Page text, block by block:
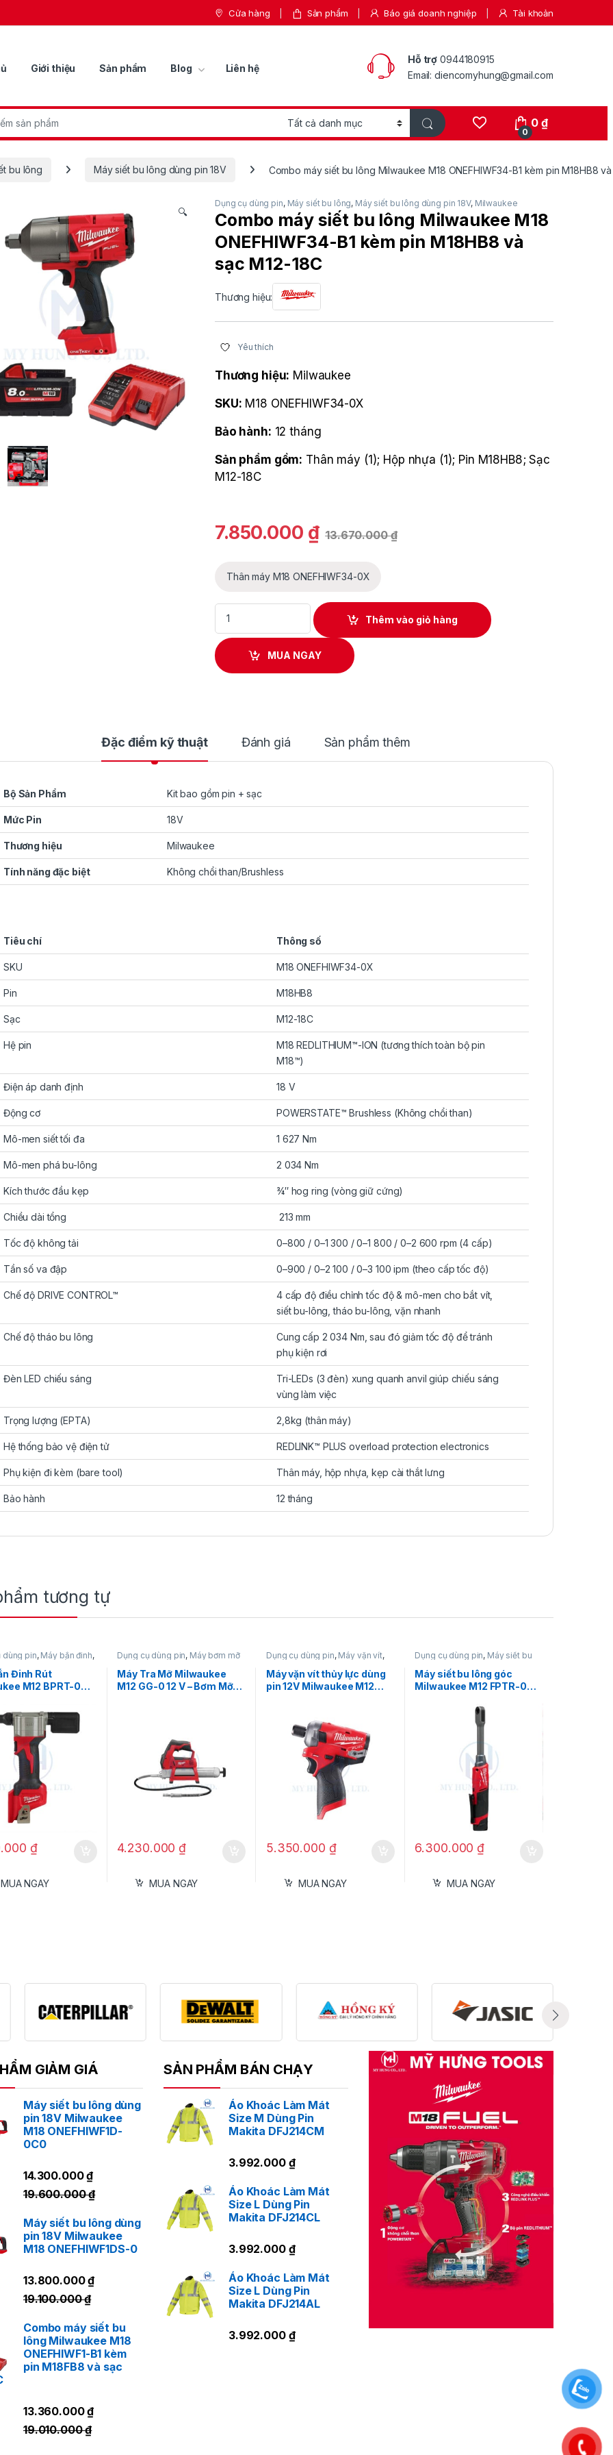
Cửa hàng Sản phẩm Báo giá doanh nghiệp Tài khoản
Giới thiệu Sản phẩm Blog Liên hệ
Hỗ trợ 0944180915
Email: diencomyhung@gmail.com
0
0₫
bu lông Máy siết bu lông dùng pin 18V Combo máy siết bu lông Milwaukee M18 ONEFHIWF34-B1 kèm pin M18HB8 và
🔍
Dụng cụ dùng pin, Máy siết bu lông, Máy siết bu lông dùng pin 18V, Milwaukee
Combo máy siết bu lông Milwaukee M18
ONEFHIWF34-B1 kèm pin M18HB8 và
sạc M12-18C
Thương hiệu:
Yêu thích
Thương hiệu: Milwaukee
SKU: M18 ONEFHIWF34-0X
Bảo hành: 12 tháng
Sản phẩm gồm: Thân máy (1); Hộp nhựa (1); Pin M18HB8; Sạc
M12-18C
7.850.000 ₫ 13.670.000₫
Thân máy M18 ONEFHIWF34-0X
Combo máy siết bu lông Milwaukee M18 ONEFHIWF34-B1 kèm pin M18HB8 và sạc
Thêm vào giỏ hàng
MUA NGAY
Đặc điểm kỹ thuật Đánh giá Sản phẩm thêm
Bộ Sản Phẩm Kit bao gồm pin + sạc
Mức Pin 18V
Thương hiệu Milwaukee
Tính năng đặc biệt Không chổi than/Brushless
Tiêu chí Thông số
SKU M18 ONEFHIWF34-0X
Pin M18HB8
Sạc M12-18C
Hệ pin
M18 REDLITHIUM™-ION (tương thích toàn bộ pin
M18™)
Điện áp danh định 18 V
Động cơ POWERSTATE™ Brushless (Không chổi than)
Mô-men siết tối đa 1 627 Nm
Mô-men phá bu-lông 2 034 Nm
Kích thước đầu kẹp ¾″ hog ring (vòng giữ cứng)
Chiều dài tổng 213 mm
Tốc độ không tải 0–800 / 0–1 300 / 0–1 800 / 0–2 600 rpm (4 cấp)
Tần số va đập 0–900 / 0–2 100 / 0–3 100 ipm (theo cấp tốc độ)
Chế độ DRIVE CONTROL™
4 cấp độ điều chỉnh tốc độ & mô-men cho bắt vít,
siết bu-lông, tháo bu-lông, vặn nhanh
Chế độ tháo bu lông
Cung cấp 2 034 Nm, sau đó giảm tốc độ để tránh
phụ kiện rơi
Đèn LED chiếu sáng
Tri-LEDs (3 đèn) xung quanh anvil giúp chiếu sáng
vùng làm việc
Trọng lượng (EPTA) 2,8kg (thân máy)
Hệ thống bảo vệ điện tử REDLINK™ PLUS overload protection electronics
Phụ kiện đi kèm (bare tool) Thân máy, hộp nhựa, kẹp cài thắt lưng
Bảo hành 12 tháng
tương tự
dùng pin, Máy bắn đinh,
đinh 12V
, Máy bắn đinh
Đinh Rút
M12 BPRT-0C –
₫
MUA NGAY
Dụng cụ dùng pin, Máy bơm mỡ
dùng pin
Milwaukee
Máy Tra Mỡ Milwaukee
M12 GG-0 12 V – Bơm Mỡ
4.230.000 ₫
MUA NGAY
Dụng cụ dùng pin, Máy vặn vít,
Máy vặn vít dùng pin 12V
Milwaukee
Máy vặn vít thủy lực dùng
pin 12V Milwaukee M12
5.350.000 ₫
MUA NGAY
Dụng cụ dùng pin, Máy siết bu
lông,
Máy siết bu lông dùng pin
12V,Milwaukee
Máy siết bu lông góc
Milwaukee M12 FPTR-0
Pass-Through
6.300.000 ₫
MUA NGAY
GIẢM GIÁ
Máy siết bu lông dùng
pin 18V Milwaukee
M18 ONEFHIWF1D-
0C0
14.300.000₫
19.600.000₫
Máy siết bu lông dùng
pin 18V Milwaukee
M18 ONEFHIWF1DS-0
13.800.000₫
19.100.000₫
Combo máy siết bu
lông Milwaukee M18
ONEFHIWF1-B1 kèm
pin M18FB8 và sạc
13.360.000₫
19.010.000₫
SẢN PHẨM BÁN CHẠY
Áo Khoác Làm Mát
Size M Dùng Pin
Makita DFJ214CM
3.992.000 ₫
Áo Khoác Làm Mát
Size L Dùng Pin
Makita DFJ214CL
3.992.000 ₫
Áo Khoác Làm Mát
Size L Dùng Pin
Makita DFJ214AL
3.992.000 ₫